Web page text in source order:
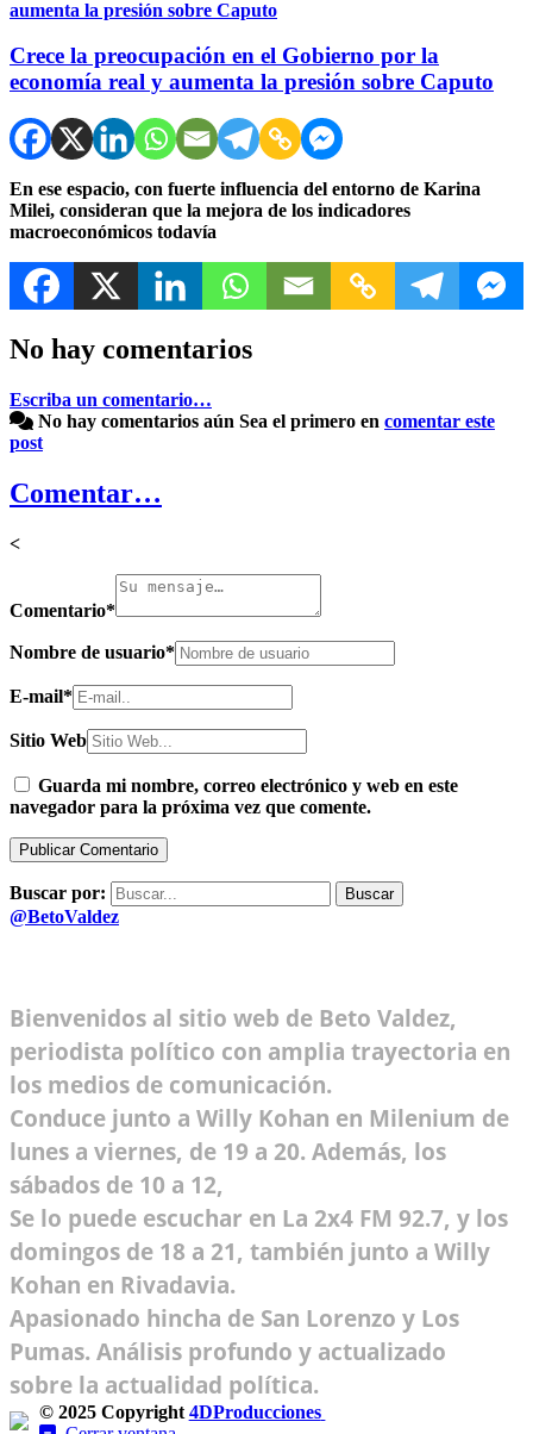
Crece la preocupación en el Gobierno por la
economía real y aumenta la presión sobre Caputo
En ese espacio, con fuerte influencia del entorno de Karina
Milei, consideran que la mejora de los indicadores
macroeconómicos todavía
No hay comentarios
Escriba un comentario…
No hay comentarios aún Sea el primero en comentar este
post
Comentar…
<
Comentario*
Nombre de usuario*
E-mail*
Sitio Web
Guarda mi nombre, correo electrónico y web en este
navegador para la próxima vez que comente.
Buscar por:
@BetoValdez
Bienvenidos al sitio web de Beto Valdez,
periodista político con amplia trayectoria en
los medios de comunicación.
Conduce junto a Willy Kohan en Milenium de
lunes a viernes, de 19 a 20. Además, los
sábados de 10 a 12,
Se lo puede escuchar en La 2x4 FM 92.7, y los
domingos de 18 a 21, también junto a Willy
Kohan en Rivadavia.
Apasionado hincha de San Lorenzo y Los
Pumas. Análisis profundo y actualizado
sobre la actualidad política.
© 2025 Copyright 4DProducciones